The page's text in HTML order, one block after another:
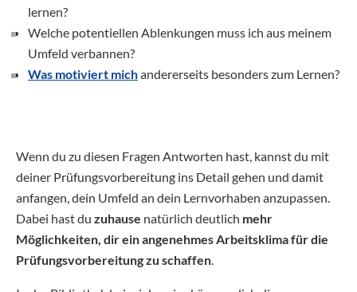
lernen?
Welche potentiellen Ablenkungen muss ich aus meinem
Umfeld verbannen?
Was motiviert michandererseits besonders zum Lernen?
Wenn du zu diesen Fragen Antworten hast, kannst du mit
deiner Prüfungsvorbereitung ins Detail gehen und damit
anfangen, dein Umfeld an dein Lernvorhaben anzupassen.
Dabei hast du zuhause natürlich deutlich mehr
Möglichkeiten, dir ein angenehmes Arbeitsklima für die
Prüfungsvorbereitung zu schaffen.